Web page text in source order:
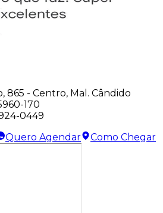
865 - Centro, Mal. Cândido
170
0449
Quero Agendar Como Chegar